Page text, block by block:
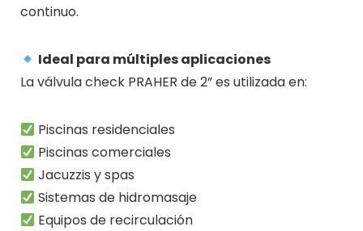
continuo.
Ideal para múltiples aplicaciones
La válvula check PRAHER de 2” es utilizada en:
Piscinas residenciales
Piscinas comerciales
Jacuzzis y spas
Sistemas de hidromasaje
Equipos de recirculación